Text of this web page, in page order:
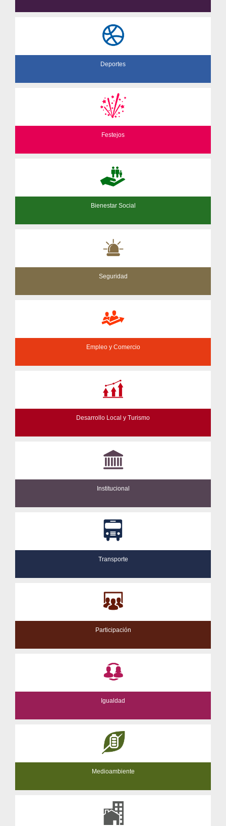
Deportes
Festejos
Bienestar Social
Seguridad
Empleo y Comercio
Desarrollo Local y Turismo
Institucional
Transporte
Participación
Igualdad
Medioambiente